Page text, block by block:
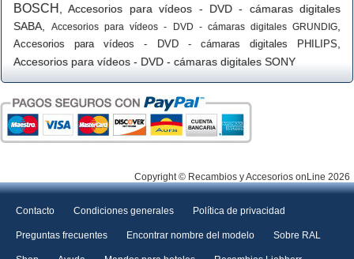
BOSCH
,Accesorios para vídeos - DVD - cámaras digitales
SABA ,Accesorios para vídeos - DVD - cámaras digitales GRUNDIG
Accesorios para vídeos - DVD - cámaras digitales PHILIPS
Accesorios para vídeos - DVD - cámaras digitales SONY
Copyright © Recambios y Accesorios onLine 2026
Contacto Condiciones generales Política de privacidad
Preguntas frecuentes Encontrar nombre del modelo Sobre RAL